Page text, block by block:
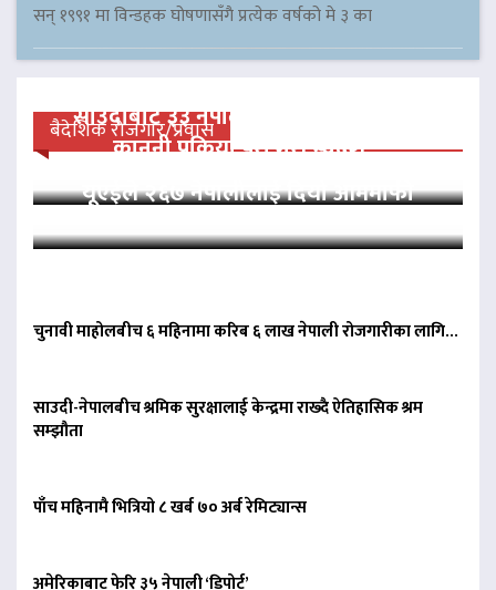
सन् १९९१ मा विन्डहक घोषणासँगै प्रत्येक वर्षको मे ३ का
बैदेशिक रोजगार/प्रवास
साउदीबाट ३३ नेपाली कैदीलाई आममाफी,
कानुनी प्रक्रिया पूरा गरी स्वदेश…
यूएईले २६७ नेपालीलाई दियो आममाफी
चुनावी माहोलबीच ६ महिनामा करिब ६ लाख नेपाली रोजगारीका लागि…
साउदी-नेपालबीच श्रमिक सुरक्षालाई केन्द्रमा राख्दै ऐतिहासिक श्रम
सम्झौता
पाँच महिनामै भित्रियो ८ खर्ब ७० अर्ब रेमिट्यान्स
अमेरिकाबाट फेरि ३५ नेपाली ‘डिपोर्ट’